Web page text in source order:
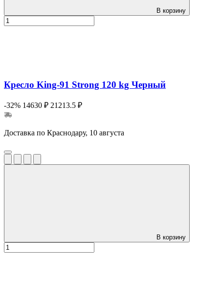
В корзину
Кресло King-91 Strong 120 kg Черный
-32% 14630 ₽ 21213.5 ₽
Доставка по Краснодару, 10 августа
В корзину